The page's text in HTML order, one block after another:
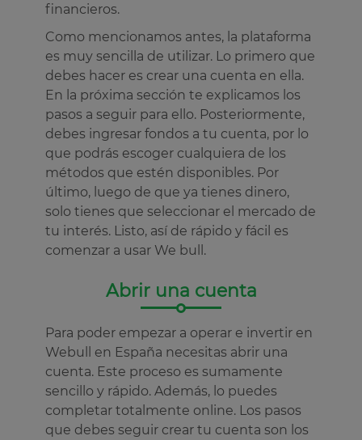
financieros.
Como mencionamos antes, la plataforma
es muy sencilla de utilizar. Lo primero que
debes hacer es crear una cuenta en ella.
En la próxima sección te explicamos los
pasos a seguir para ello. Posteriormente,
debes ingresar fondos a tu cuenta, por lo
que podrás escoger cualquiera de los
métodos que estén disponibles. Por
último, luego de que ya tienes dinero,
solo tienes que seleccionar el mercado de
tu interés. Listo, así de rápido y fácil es
comenzar a usar We bull.
Abrir una cuenta
Para poder empezar a operar e invertir en
Webull en España necesitas abrir una
cuenta. Este proceso es sumamente
sencillo y rápido. Además, lo puedes
completar totalmente online. Los pasos
que debes seguir crear tu cuenta son los